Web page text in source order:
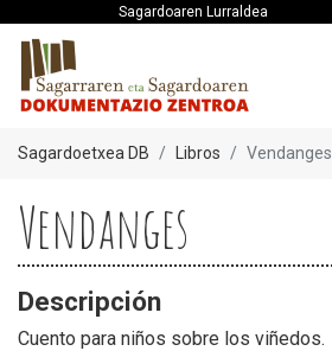
Sagardoaren Lurraldea
Sagardoetxea DB Libros Vendanges
Vendanges
Descripción
Cuento para niños sobre los viñedos.